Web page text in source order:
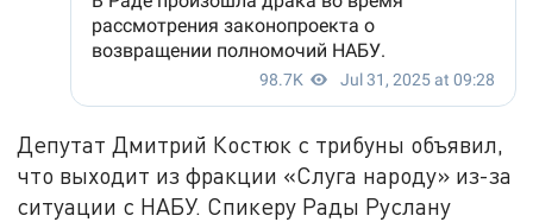
Депутат Дмитрий Костюк с трибуны объявил,
что выходит из фракции «Слуга народу» из-за
ситуации с НАБУ. Спикеру Рады Руслану